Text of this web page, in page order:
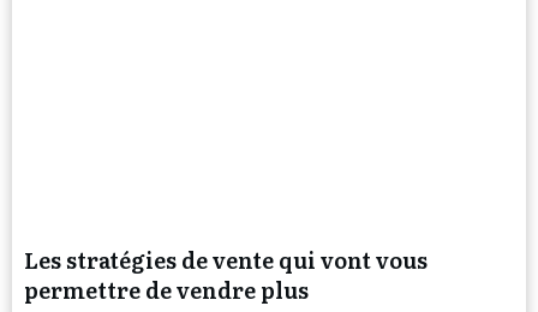
Les stratégies de vente qui vont vous
permettre de vendre plus